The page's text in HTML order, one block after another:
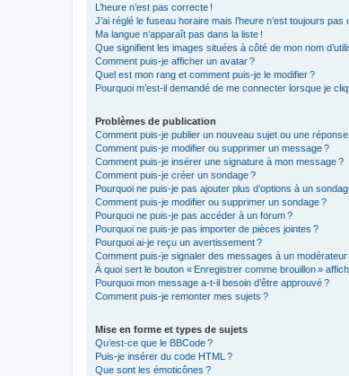
L’heure n’est pas correcte !
J’ai réglé le fuseau horaire mais l’heure n’est toujours pas
Ma langue n’apparaît pas dans la liste !
Que signifient les images situées à côté de mon nom
Comment puis-je afficher un avatar ?
Quel est mon rang et comment puis-je le modifier ?
Pourquoi m’est-il demandé de me connecter lorsque je
Problèmes de publication
Comment puis-je publier un nouveau sujet ou une réponse
Comment puis-je modifier ou supprimer un message ?
Comment puis-je insérer une signature à mon message ?
Comment puis-je créer un sondage ?
Pourquoi ne puis-je pas ajouter plus d’options à un
Comment puis-je modifier ou supprimer un sondage ?
Pourquoi ne puis-je pas accéder à un forum ?
Pourquoi ne puis-je pas importer de pièces jointes ?
Pourquoi ai-je reçu un avertissement ?
Comment puis-je signaler des messages à un modérateur
À quoi sert le bouton « Enregistrer comme brouillon »
Pourquoi mon message a-t-il besoin d’être approuvé ?
Comment puis-je remonter mes sujets ?
Mise en forme et types de sujets
Qu’est-ce que le BBCode ?
Puis-je insérer du code HTML ?
Que sont les émoticônes ?